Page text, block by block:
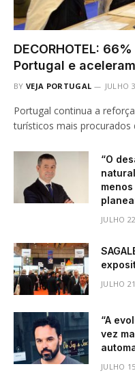
DECORHOTEL:
Portugal e
BY VEJA PORTUGAL JULHO
Portugal continua a
turísticos mais procurados
“O
JULHO
JULHO
“A
vez
JULHO